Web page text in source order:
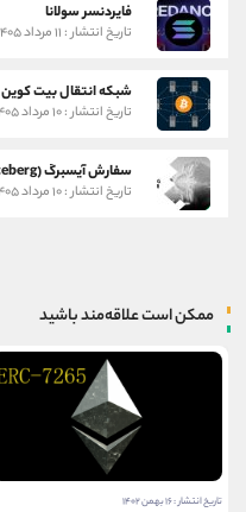
فایردنسر سولانا
تاریخ انتشار : ۱۱ مرداد ۱۴۰۵
شبکه انتقال بیت کوین
تاریخ انتشار : ۱۰ مرداد ۱۴۰۵
سفارش آیسبرگ (Iceberg)
تاریخ انتشار : ۱۰ مرداد ۱۴۰۵
ممکن است علاقه‌مند باشید
تاریخ انتشار : ۱۶ بهمن ۱۴۰۲